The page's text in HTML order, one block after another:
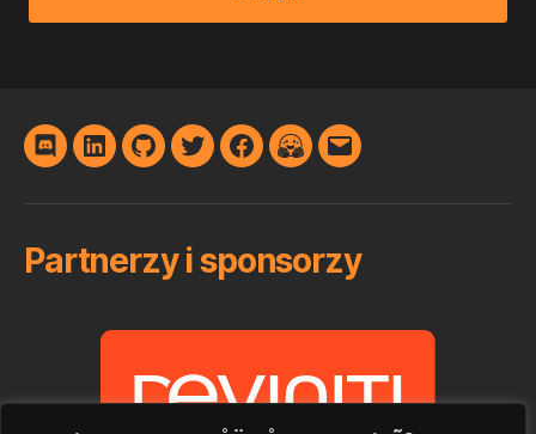
DiscordLinkedInGitHubTwitterFacebook
Hugging
E-
Partnerzy i sponsorzy